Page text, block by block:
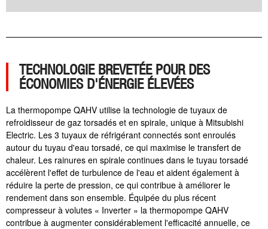
TECHNOLOGIE BREVETÉE POUR DES
ÉCONOMIES D'ÉNERGIE ÉLEVÉES
La thermopompe QAHV utilise la technologie de tuyaux de
refroidisseur de gaz torsadés et en spirale, unique à Mitsubishi
Electric. Les 3 tuyaux de réfrigérant connectés sont enroulés
autour du tuyau d'eau torsadé, ce qui maximise le transfert de
chaleur. Les rainures en spirale continues dans le tuyau torsadé
accélèrent l'effet de turbulence de l'eau et aident également à
réduire la perte de pression, ce qui contribue à améliorer le
rendement dans son ensemble. Équipée du plus récent
compresseur à volutes « Inverter » la thermopompe QAHV
contribue à augmenter considérablement l'efficacité annuelle, ce